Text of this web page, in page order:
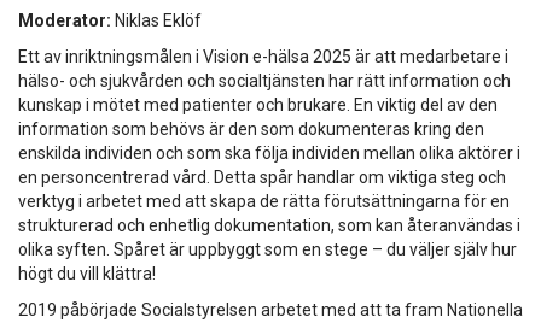
Moderator: Niklas Eklöf
Ett av inriktningsmålen i Vision e-hälsa 2025 är att medarbetare i
hälso- och sjukvården och socialtjänsten har rätt information och
kunskap i mötet med patienter och brukare. En viktig del av den
information som behövs är den som dokumenteras kring den
enskilda individen och som ska följa individen mellan olika aktörer i
en personcentrerad vård. Detta spår handlar om viktiga steg och
verktyg i arbetet med att skapa de rätta förutsättningarna för en
strukturerad och enhetlig dokumentation, som kan återanvändas i
olika syften. Spåret är uppbyggt som en stege – du väljer själv hur
högt du vill klättra!
2019 påbörjade Socialstyrelsen arbetet med att ta fram Nationella